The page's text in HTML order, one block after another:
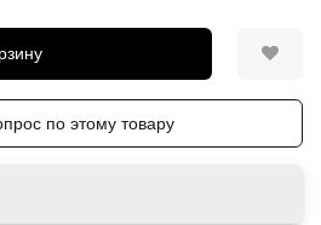
по этому товару